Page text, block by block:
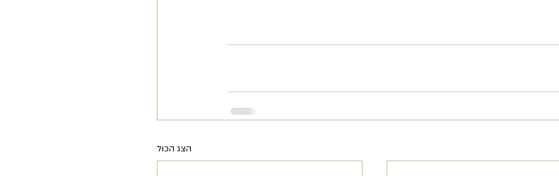
הצג הכול